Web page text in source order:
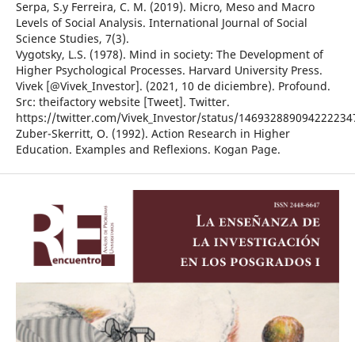
Serpa, S.y Ferreira, C. M. (2019). Micro, Meso and Macro
Levels of Social Analysis. International Journal of Social
Science Studies, 7(3).
Vygotsky, L.S. (1978). Mind in society: The Development of
Higher Psychological Processes. Harvard University Press.
Vivek [@Vivek_Investor]. (2021, 10 de diciembre). Profound.
Src: theifactory website [Tweet]. Twitter.
https://twitter.com/Vivek_Investor/status/
Zuber-Skerritt, O. (1992). Action Research in Higher
Education. Examples and Reflexions. Kogan Page.